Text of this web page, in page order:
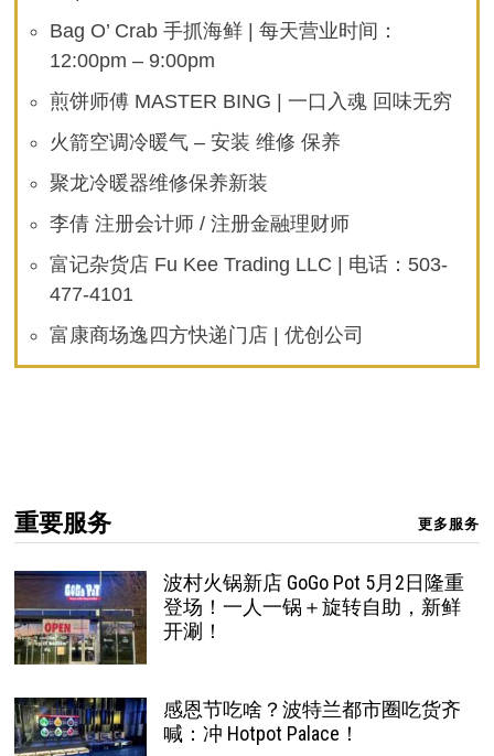
Bag O’ Crab 手抓海鲜 | 每天营业时间：
12:00pm – 9:00pm
煎饼师傅 MASTER BING | 一口入魂 回味无穷
火箭空调冷暖气 – 安装 维修 保养
聚龙冷暖器维修保养新装
李倩 注册会计师 / 注册金融理财师
富记杂货店 Fu Kee Trading LLC | 电话：503-
477-4101
富康商场逸四方快递门店 | 优创公司
重要服务 更多服务
波村火锅新店 GoGo Pot 5月2日隆重
登场！一人一锅＋旋转自助，新鲜
开涮！
感恩节吃啥？波特兰都市圈吃货齐
喊：冲 Hotpot Palace！